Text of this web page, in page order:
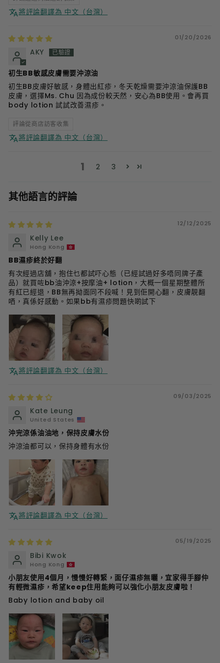
將評論翻譯為 中文（台灣）
01/20/2026
AKY
初生BB敏感皮膚需要沖涼油
初生BB皮膚好敏感，身體出紅疹，冬天乾燥需要沖涼油保護BB
皮膚，選擇Ms. Chu 因為成份較天然，安心為BB使用。會再買
body lotion 試試改善濕疹。
評論從商店訪客收集
將評論翻譯為 中文（台灣）
1 2 3
其他語言的評論
12/12/2025
Kelly Lee
Hong Kong
BB濕疹終於好翻
有次經過店舖，抱住乜都試吓心態（已經試過好多唔同牌子產
品）就買咗bb油沖涼+按摩油+ lotion，大概一個星期整體所
有紅已經退，BB無再拗面同不段喊！見到佢開心翻，皮膚靚翻
哂，真係好感動。如果bb有濕疹問題快啲試下
將評論翻譯為 中文（台灣）
09/03/2025
Kate Leung
United States
沖完涼係油油地，保持皮膚水份
沖涼油都可以，保持身體有水份
將評論翻譯為 中文（台灣）
05/19/2025
Bibi Kwok
Hong Kong
小朋友使用4個月，慢慢好轉緊，面仔濕疹無曬，宜家得手腳仲
有輕微濕疹，希望keep住用能夠可以強化小朋友皮膚啦！
Baby lotion and baby oil